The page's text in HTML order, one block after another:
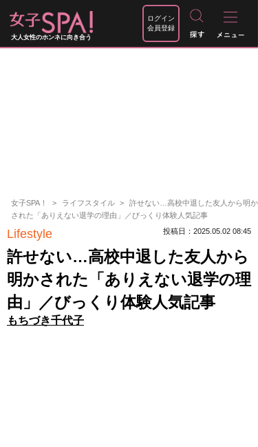
大人女性のホンネに向き合う
ログイン
会員登録
女子SPA！ ライフスタイル
許せない…高校中退した友人から明か
された「ありえない退学の理由」／びっくり体験人気記事
Lifestyle 投稿日：2025.05.02 08:45
許せない…高校中退した友人から
明かされた「ありえない退学の理
由」／びっくり体験人気記事
もちづき千代子